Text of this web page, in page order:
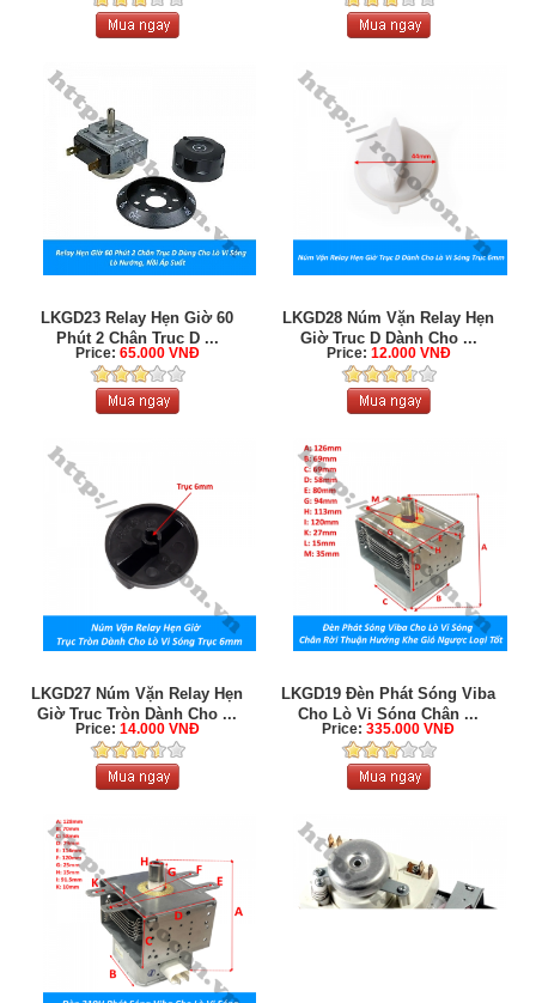
LKGD23 Relay Hẹn Giờ 60
Phút 2 Chân Trục D ...
Price: 65.000 VNĐ
LKGD28 Núm Vặn Relay Hẹn
Giờ Trục D Dành Cho ...
Price: 12.000 VNĐ
LKGD27 Núm Vặn Relay Hẹn
Giờ Trục Tròn Dành Cho ...
Price: 14.000 VNĐ
LKGD19 Đèn Phát Sóng Viba
Cho Lò Vi Sóng Chân ...
Price:335.000 VNĐ